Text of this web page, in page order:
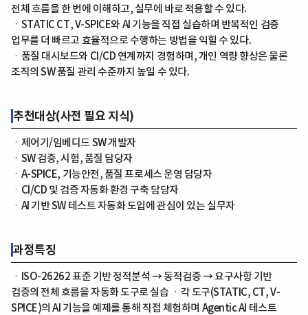
전체 흐름을 한 번에 이해하고, 실무에 바로 적용할 수 있다.
ㆍSTATIC CT, V-SPICE와 AI 기능을 직접 실습하며 반복적인 검증
업무를 더 빠르고 효율적으로 수행하는 방법을 익힐 수 있다.
ㆍ품질 대시보드와 CI/CD 연계까지 경험하며, 개인 역량 향상은 물론
조직의 SW 품질 관리 수준까지 높일 수 있다.
추천대상(사전 필요 지식)
ㆍ제어기/임베디드 SW 개발자
ㆍSW 검증, 시험, 품질 담당자
ㆍA-SPICE, 기능안전, 품질 프로세스 운영 담당자
ㆍCI/CD 및 검증 자동화 환경 구축 담당자
ㆍAI 기반 SW 테스트 자동화 도입에 관심이 있는 실무자
과정특징
ㆍISO-26262 표준 기반 정적분석 → 동적검증 → 요구사항 기반
검증의 전체 흐름을 자동화 도구로 실습 ㆍ각 도구(STATIC, CT, V-
SPICE)의 AI 기능을 예제를 통해 직접 체험하며 Agentic AI 테스트